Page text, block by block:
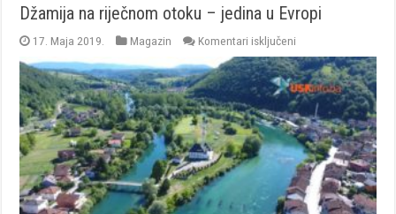
Džamija na riječnom otoku – jedina u Evropi
17. Maja 2019. Magazin Komentari isključeni
Džamija
na
riječnom
otoku
–
jedina
u
Evropi